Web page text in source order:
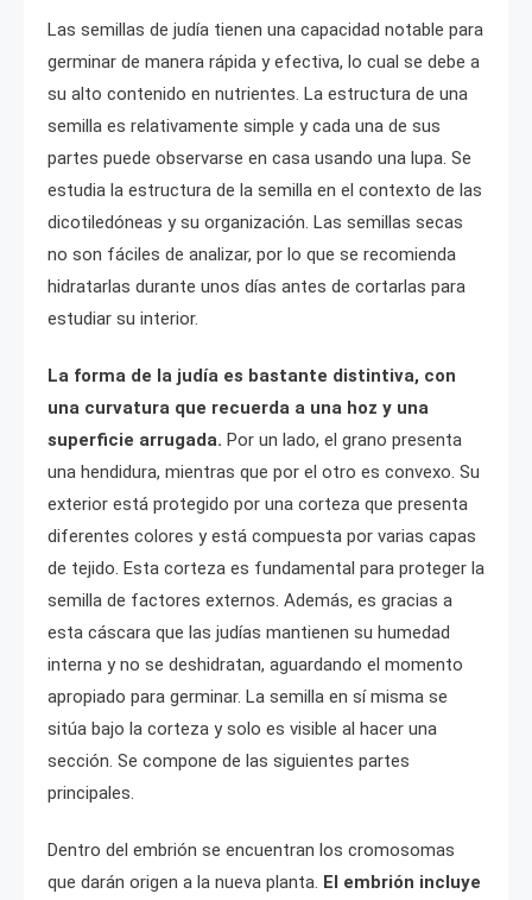
Las semillas de judía tienen una capacidad notable para
germinar de manera rápida y efectiva, lo cual se debe a
su alto contenido en nutrientes. La estructura de una
semilla es relativamente simple y cada una de sus
partes puede observarse en casa usando una lupa. Se
estudia la estructura de la semilla en el contexto de las
dicotiledóneas y su organización. Las semillas secas
no son fáciles de analizar, por lo que se recomienda
hidratarlas durante unos días antes de cortarlas para
estudiar su interior.
La forma de la judía es bastante distintiva, con
una curvatura que recuerda a una hoz y una
superficie arrugada. Por un lado, el grano presenta
una hendidura, mientras que por el otro es convexo. Su
exterior está protegido por una corteza que presenta
diferentes colores y está compuesta por varias capas
de tejido. Esta corteza es fundamental para proteger la
semilla de factores externos. Además, es gracias a
esta cáscara que las judías mantienen su humedad
interna y no se deshidratan, aguardando el momento
apropiado para germinar. La semilla en sí misma se
sitúa bajo la corteza y solo es visible al hacer una
sección. Se compone de las siguientes partes
principales.
Dentro del embrión se encuentran los cromosomas
que darán origen a la nueva planta. El embrión incluye